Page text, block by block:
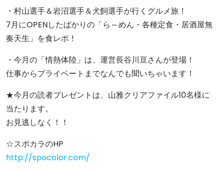
・村山選手＆岩沼選手＆犬飼選手が行くグルメ旅！
7月にOPENしたばかりの「ら～めん・各種定食・居酒屋無
奏天生」を食レポ！
・今月の「情熱体陸」は、運営長谷川亘さんが登場！
仕事からプライベートまでなんでも聞いちゃいます！
★今月の読者プレゼントは、山雅クリアファイル10名様に
当たります。
お見逃しなく！！
☆スポカラのHP
http://spocolor.com/